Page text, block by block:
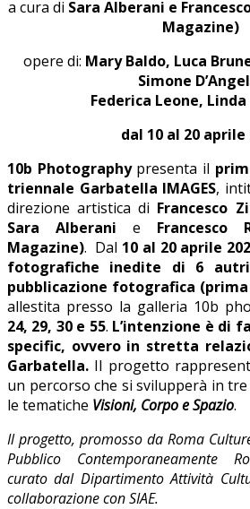
a cura di Sara Alberani e
Magazine)
opere di: Mary Baldo, Luca
Simone
Federica Leone,
dal 10 al 20 aprile
10b Photographypresenta il
triennale Garbatella IMAGES,
direzione artistica di Francesco
Sara Alberani e Francesco
Magazine). Dal 10 al 20 aprile
fotografiche inedite di 6
pubblicazione fotografica
allestita presso la galleria 10b
24, 29, 30 e 55. L’intenzione è di
specific, ovvero in stretta
Garbatella. Il progetto
un percorso che si svilupperà in
le tematiche Visioni, Corpo e Spazio.
Il progetto, promosso da Roma
Pubblico Contemporaneamente
curato dal Dipartimento Attività
collaborazione con SIAE.